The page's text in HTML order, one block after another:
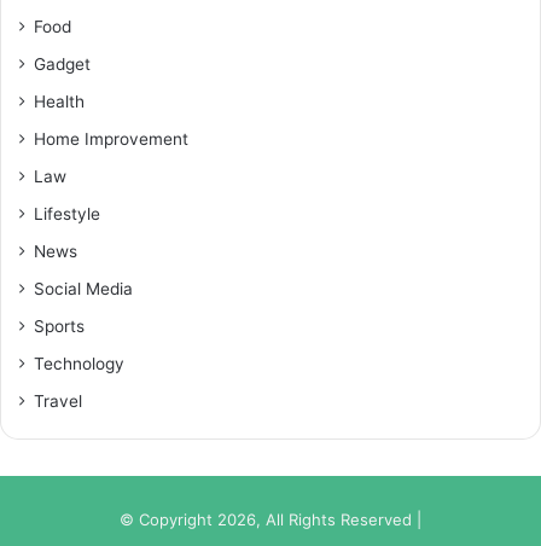
Food
Gadget
Health
Home Improvement
Law
Lifestyle
News
Social Media
Sports
Technology
Travel
© Copyright 2026, All Rights Reserved |